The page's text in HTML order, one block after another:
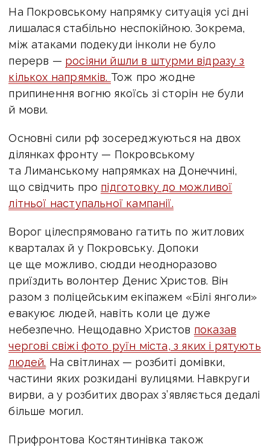
На Покровському напрямку ситуація усі дні
лишалася стабільно неспокійною. Зокрема,
між атаками подекуди інколи не було
перерв — росіяни йшли в штурми відразу з
кількох напрямків. Тож про жодне
припинення вогню якоїсь зі сторін не були
й мови.
Основні сили рф зосереджуються на двох
ділянках фронту — Покровському
та Лиманському напрямках на Донеччині,
що свідчить про підготовку до можливої
літньої наступальної кампанії.
Ворог цілеспрямовано гатить по житлових
кварталах й у Покровську. Допоки
це ще можливо, сюдди неодноразово
приїздить волонтер Денис Христов. Він
разом з поліцейським екіпажем «Білі янголи»
евакуює людей, навіть коли це дуже
небезпечно. Нещодавно Христов показав
чергові свіжі фото руїн міста, з яких і рятують
людей. На світлинах — розбиті домівки,
частини яких розкидані вулицями. Навкруги
вирви, а у розбитих дворах з’являється дедалі
більше могил.
Прифронтова Костянтинівка також